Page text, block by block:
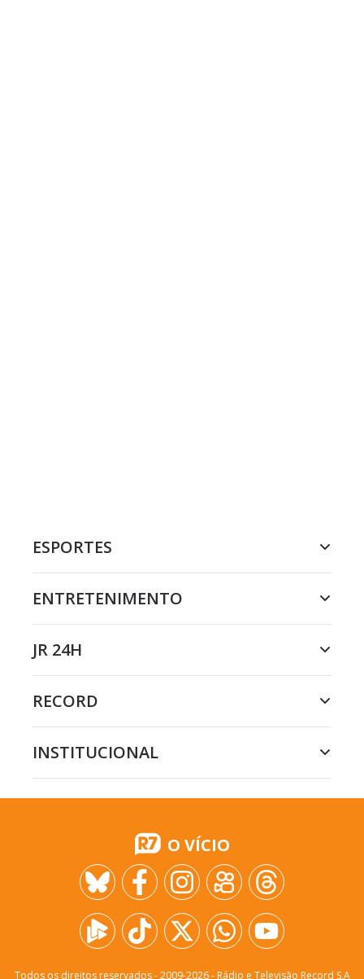
ESPORTES
ENTRETENIMENTO
JR 24H
RECORD
INSTITUCIONAL
O VÍCIO
Todos os direitos reservados - 2009-2026- Rádio e Televisão Record S.A